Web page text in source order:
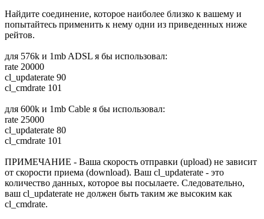
Найдите соединение, которое наиболее близко к вашему и
попытайтесь применить к нему одни из приведенных ниже
рейтов.
для 576k и 1mb ADSL я бы использовал:
rate 20000
cl_updaterate 90
cl_cmdrate 101
для 600k и 1mb Cable я бы использовал:
rate 25000
cl_updaterate 80
cl_cmdrate 101
ПРИМЕЧАНИЕ - Ваша скорость отправки (upload) не зависит
от скорости приема (download). Ваш cl_updaterate - это
количество данных, которое вы посылаете. Следовательно,
ваш cl_updaterate не должен быть таким же высоким как
cl_cmdrate.